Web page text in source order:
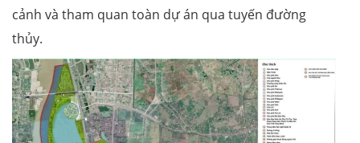
cảnh và tham quan toàn dự án qua tuyến đường
thủy.